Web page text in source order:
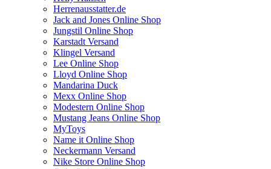
Herrenausstatter.de
Jack and Jones Online Shop
Jungstil Online Shop
Karstadt Versand
Klingel Versand
Lee Online Shop
Lloyd Online Shop
Mandarina Duck
Mexx Online Shop
Modestern Online Shop
Mustang Jeans Online Shop
MyToys
Name it Online Shop
Neckermann Versand
Nike Store Online Shop